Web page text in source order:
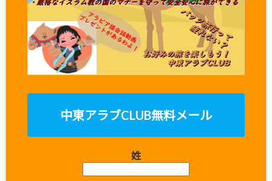
中東アラブCLUB無料メール
姓